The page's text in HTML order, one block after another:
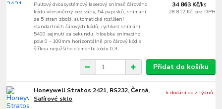
Pultový dvousystémový laserový snímač čárového
kódu vícesměrný bez váhy, 54 paprsků, snímaní
ze 5 stran zboží, automatické rozlišení
standartních čárových kódů, rychlost snímání
5400 sejmutí za sekundu, hloubka snímacího
pole 0 - 100mm horizontálně pro čárový kód s
šířkou nejužšího elementu kódu 0,3...
34 863 Kč/ks
28 812 Kč bez DPH
Přidat do košíku
Honeywell Stratos 2421, RS232, Černá,
Safírové sklo
k dodání do 2 týdnů